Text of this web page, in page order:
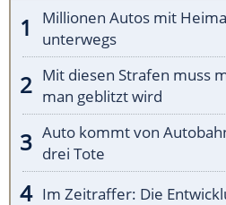
Millionen Autos mit
unterwegs
Mit diesen Strafen muss
man geblitzt wird
Auto kommt von
drei Tote
Im Zeitraffer: Die